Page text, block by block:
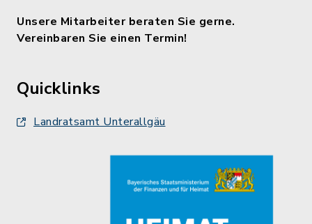
Unsere Mitarbeiter beraten Sie gerne.
Vereinbaren Sie einen Termin!
Quicklinks
Landratsamt Unterallgäu